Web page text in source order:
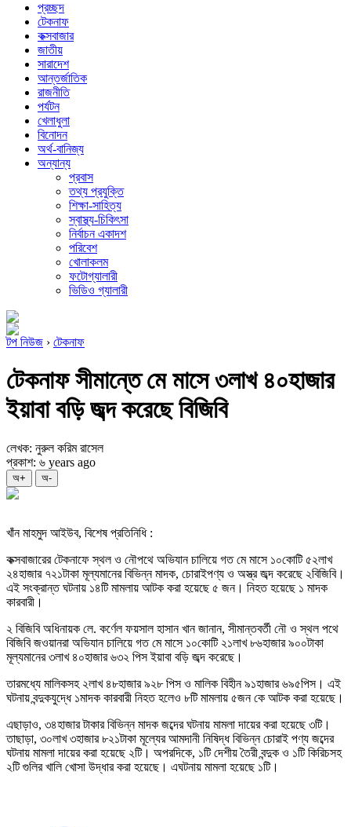
প্রচ্ছদ
টেকনাফ
কক্সবাজার
জাতীয়
সারাদেশ
আন্তর্জাতিক
রাজনীতি
পর্যটন
খেলাধুলা
বিনোদন
অর্থ-বানিজ্য
অন্যান্য
প্রবাস
তথ্য প্রযুক্তি
শিক্ষা-সাহিত্য
স্বাস্থ্য-চিকিৎসা
নির্বাচন একাদশ
পরিবেশ
খোলাকলম
ফটোগ্যালারী
ভিডিও গ্যালারী
টপ নিউজ › টেকনাফ
টেকনাফ সীমান্তে মে মাসে ৩লাখ ৪০হাজার
ইয়াবা বড়ি জব্দ করেছে বিজিবি
লেখক: নুরুল করিম রাসেল
প্রকাশ: ৬ years ago
অ+ অ-
খাঁন মাহমুদ আইউব, বিশেষ প্রতিনিধি :
কক্সবাজারের টেকনাফে স্থল ও নৌপথে অভিযান চালিয়ে গত মে মাসে ১০কোটি ৫২লাখ
২৪হাজার ৭২১টাকা মূল্যমানের বিভিন্ন মাদক, চোরাইপণ্য ও অস্ত্র জব্দ করেছে ২বিজিবি।
এই সংক্রান্ত ঘটনায় ১৪টি মামলায় আটক করা হয়েছে ৫ জন। নিহত হয়েছে ১ মাদক
কারবারী।
২ বিজিবি অধিনায়ক লে. কর্ণেল ফয়সাল হাসান খান জানান, সীমান্তবর্তী নৌ ও স্থল পথে
বিজিবি জওয়ানরা অভিযান চালিয়ে গত মে মাসে ১০কোটি ২১লাখ ৮৬হাজার ৯০০টাকা
মূল্যমানের ৩লাখ ৪০হাজার ৬৩২ পিস ইয়াবা বড়ি জব্দ করেছে।
তারমধ্যে মালিকসহ ২লাখ ৪৮হাজার ৯২৮ পিস ও মালিক বিহীন ৯১হাজার ৬৯৫পিস। এই
ঘটনায় বন্দুকযুদ্ধে ১মাদক কারবারী নিহত হলেও ৮টি মামলায় ৫জন কে আটক করা হয়েছে।
এছাড়াও, ৩৪হাজার টাকার বিভিন্ন মাদক জব্দের ঘটনায় মামলা দায়ের করা হয়েছে ৩টি।
তাছাড়া, ৩০লাখ ৩হাজার ৮২১টাকা মূল্যের আমদানী নিষিদ্ধ বিভিন্ন চোরাই পণ্য জব্দের
ঘটনায় মামলা দায়ের করা হয়েছে ২টি। অপরদিকে, ১টি দেশীয় তৈরী বন্দুক ও ১টি কিরিচসহ
২টি গুলির খালি খোসা উদ্ধার করা হয়েছে। এঘটনায় মামলা হয়েছে ১টি।